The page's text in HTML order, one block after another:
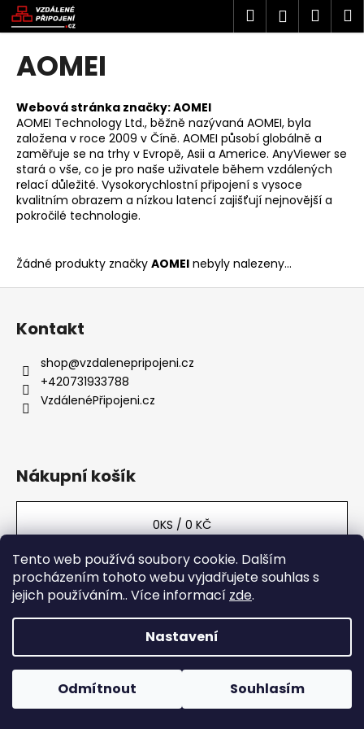
Tento web používá soubory cookie. Dalším
procházením tohoto webu vyjadřujete souhlas s
jejich používáním.. Více informací zde.
Nastavení
Odmítnout Souhlasím
Přejít
na
obsah
Hledat
AOMEI
Webová stránka značky:AOMEI
AOMEI Technology Ltd., běžně nazývaná AOMEI, byla
založena v roce 2009 v Číně. AOMEI působí globálně a
zaměřuje se na trhy v Evropě, Asii a Americe. AnyViewer se
stará o vše, co je pro naše uživatele během vzdálených
relací důležité. Vysokorychlostní připojení s vysoce
kvalitním obrazem a nízkou latencí zajišťují nejnovější a
pokročilé technologie.
Žádné produkty značky AOMEI nebyly nalezeny...
K
o
o
p
o
t
ř
e
u
t
e
n
a
?
HLEDAT
D
p
u
Z
Kontakt
shop@vzdalenepripojeni.cz
+420731933788
VzdálenéPřipojeni.cz
Nákupní košík
0KS /0 KČ
Vytvořil Shoptet
Copyright 2026VzdálenéPřipojení.cz. Všechna práva
vyhrazena.